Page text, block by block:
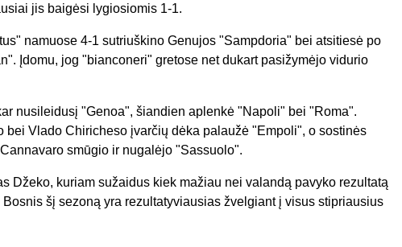
jis baigėsi lygiosiomis 1-1.
namuose 4-1 sutriuškino Genujos "Sampdoria" bei atsitiesė po
Įdomu, jog "bianconeri" gretose net dukart pasižymėjo vidurio
nusileidusį "Genoa", šiandien aplenkė "Napoli" bei "Roma".
bei Vlado Chiricheso įvarčių dėka palaužė "Empoli", o sostinės
smūgio ir nugalėjo "Sassuolo".
Džeko, kuriam sužaidus kiek mažiau nei valandą pavyko rezultatą
šį sezoną yra rezultatyviausias žvelgiant į visus stipriausius